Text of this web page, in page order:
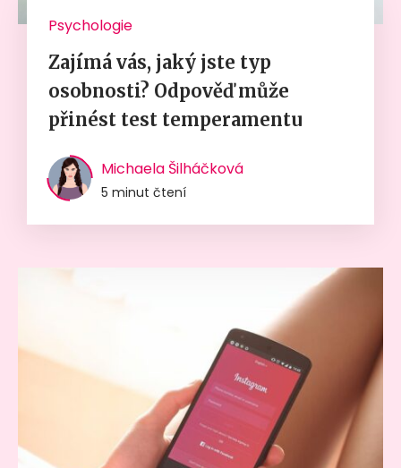
Psychologie
Zajímá vás, jaký jste typ
osobnosti? Odpověď může
přinést test temperamentu
Michaela Šilháčková
5 minut čtení